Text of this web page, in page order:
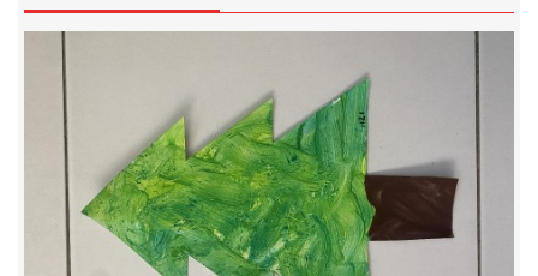
TÝDENNÍ PLÁNY
SMYSLOVÁ AKTIVITA
MONTESSORI AKTIVITA
JÓGOVÉ CVIČENÍ, TYPY, RADY, RECENZE